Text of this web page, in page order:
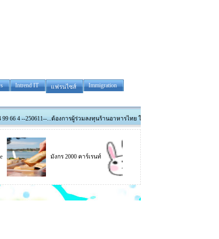
Intrend IT แฟรนไซส์ Immigration
...ต้องการผู้ร่วมลงทุนร้านอาหารไทย ในเขตท่องเที่ยว ด่วน โทรติ
มังกร 2000 คาร์เรนท์